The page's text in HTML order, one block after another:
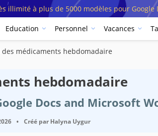
illimité à plus de 5000 modèles pour Google
Education Personnel Vacances
médicaments hebdomadaire
hebdomadaire
Docs and Microsoft
• Créé par Halyna Uygur